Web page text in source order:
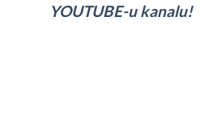
YOUTUBE-u kanalu!